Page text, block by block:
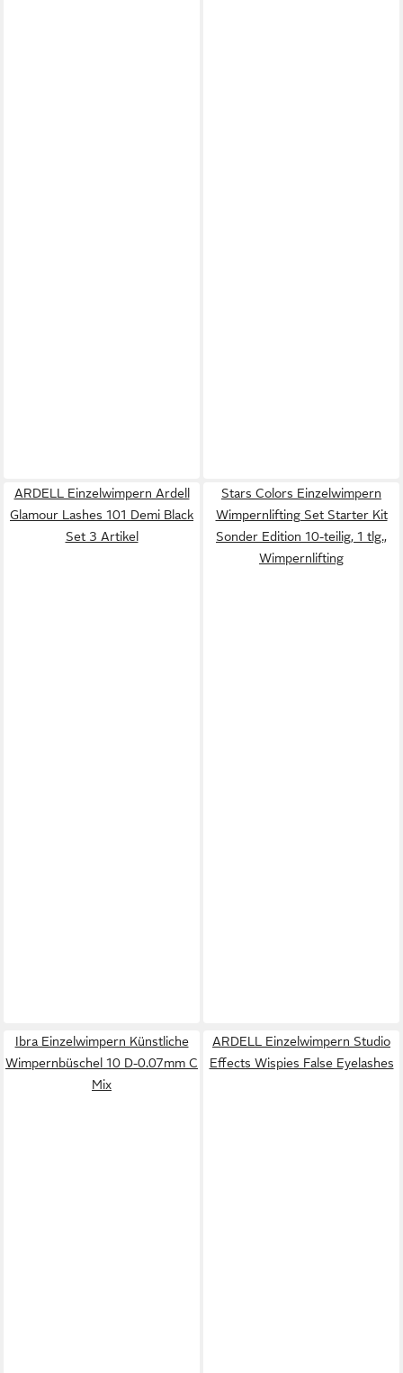
ARDELL Einzelwimpern Ardell
Glamour Lashes 101 Demi Black
Set 3 Artikel
Stars Colors Einzelwimpern
Wimpernlifting Set Starter Kit
Sonder Edition 10-teilig, 1 tlg.,
Wimpernlifting
Ibra Einzelwimpern Künstliche
Wimpernbüschel 10 D-0.07mm C
Mix
ARDELL Einzelwimpern Studio
Effects Wispies False Eyelashes